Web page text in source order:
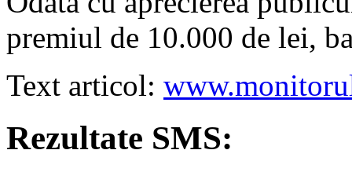
premiul de 10.000 de lei,
Text articol:
Rezultate SMS: